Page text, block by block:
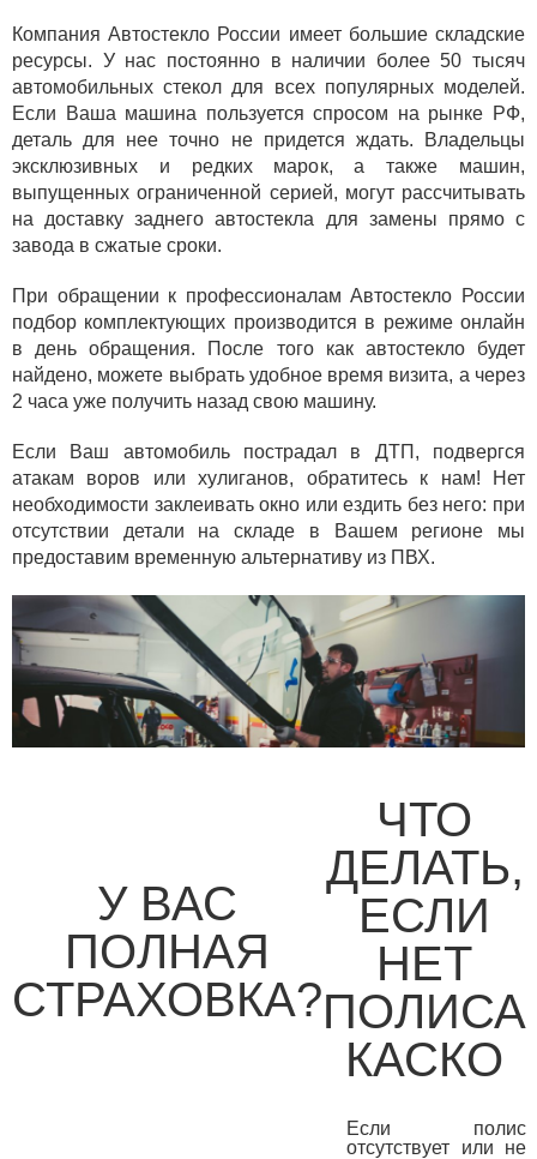
Компания Автостекло России имеет большие складские
ресурсы. У нас постоянно в наличии более 50 тысяч
автомобильных стекол для всех популярных моделей.
Если Ваша машина пользуется спросом на рынке РФ,
деталь для нее точно не придется ждать. Владельцы
эксклюзивных и редких марок, а также машин,
выпущенных ограниченной серией, могут рассчитывать
на доставку заднего автостекла для замены прямо с
завода в сжатые сроки.
При обращении к профессионалам Автостекло России
подбор комплектующих производится в режиме онлайн
в день обращения. После того как автостекло будет
найдено, можете выбрать удобное время визита, а через
2 часа уже получить назад свою машину.
Если Ваш автомобиль пострадал в ДТП, подвергся
атакам воров или хулиганов, обратитесь к нам! Нет
необходимости заклеивать окно или ездить без него: при
отсутствии детали на складе в Вашем регионе мы
предоставим временную альтернативу из ПВХ.
У ВАС
ПОЛНАЯ
СТРАХОВКА?
ЧТО
ДЕЛАТЬ,
ЕСЛИ
НЕТ
ПОЛИСА
КАСКО
Если полис
отсутствует или не